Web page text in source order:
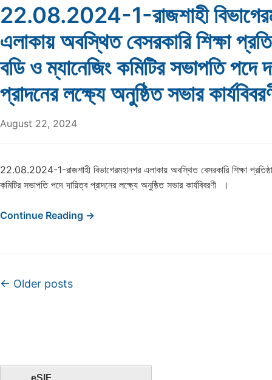
eSIF
22.08.2024-1-রাজশাহী
এলাকায় অবস্থিত বেসরকারি শিক্ষা
বডি ও ম্যানেজিং কমিটির সভাপতি পদে
প্রাদনের লক্ষ্যে অনুষ্ঠিত সভার
August 22, 2024
22.08.2024-1-রাজশাহী বিভাগেরমহানগর এলাকায় অবস্থিত বেসরকারি শিক্ষা
কমিটির সভাপতি পদে দায়িত্ব প্রাদনের লক্ষ্যে অনুষ্ঠিত সভার কার্যবিবরণী ।
Continue Reading →
Post navigation
← Older posts